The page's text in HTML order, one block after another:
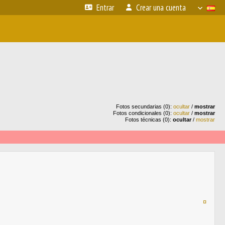
Entrar Crear una cuenta
Fotos secundarias (0): ocultar / mostrar
Fotos condicionales (0): ocultar / mostrar
Fotos técnicas (0): ocultar/ mostrar
¤